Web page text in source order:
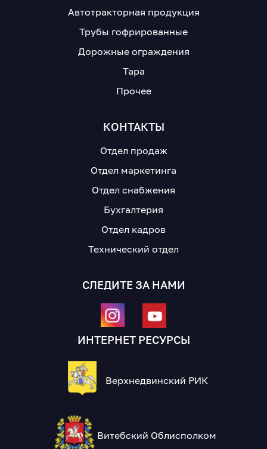
Автотракторная продукция
Трубы гофрированные
Дорожные ограждения
Тара
Прочее
КОНТАКТЫ
Отдел продаж
Отдел маркетинга
Отдел снабжения
Бухгалтерия
Отдел кадров
Технический отдел
СЛЕДИТЕ ЗА НАМИ
ИНТЕРНЕТ РЕСУРСЫ
Верхнедвинский РИК
Витебский Облисполком